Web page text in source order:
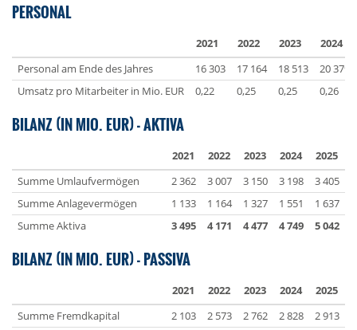
PERSONAL
2021 2022 2023
2024
Personal am Ende des Jahres
16 303 17 164 18 513
20 379
Umsatz pro Mitarbeiter in Mio. EUR
0,22 0,25 0,25 0,26
BILANZ (IN MIO. EUR) - AKTIVA
2021 2022 2023 2024
2025
Summe Umlaufvermögen
2 362 3 007 3 150 3 198
3 405
Summe Anlagevermögen
1 133 1 164 1 327 1 551
1 637
Summe Aktiva
3 495 4 171 4 477 4 749 5 042
BILANZ (IN MIO. EUR) - PASSIVA
2021 2022 2023 2024
2025
Summe Fremdkapital
2 103 2 573 2 762 2 828
2 913